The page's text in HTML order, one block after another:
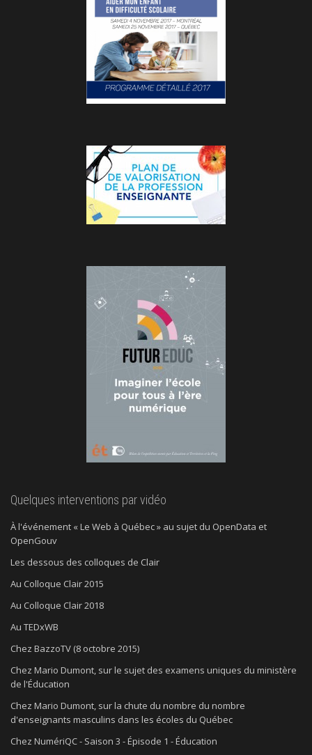
Quelques interventions par vidéo
À l'événement « Le Web à Québec » au sujet du OpenData et
OpenGouv
Les dessous des colloques de Clair
Au Colloque Clair 2015
Au Colloque Clair 2018
Au TEDxWB
Chez BazzoTV (8 octobre 2015)
Chez Mario Dumont, sur le sujet des examens uniques du ministère
de l'Éducation
Chez Mario Dumont, sur la chute du nombre du nombre
d'enseignants masculins dans les écoles du Québec
Chez NumériQC - Saison 3 - Épisode 1 - Éducation